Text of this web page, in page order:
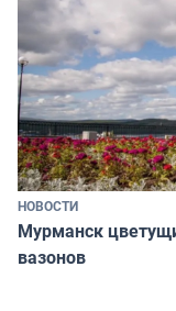
НОВОСТИ
Мурманск
вазонов